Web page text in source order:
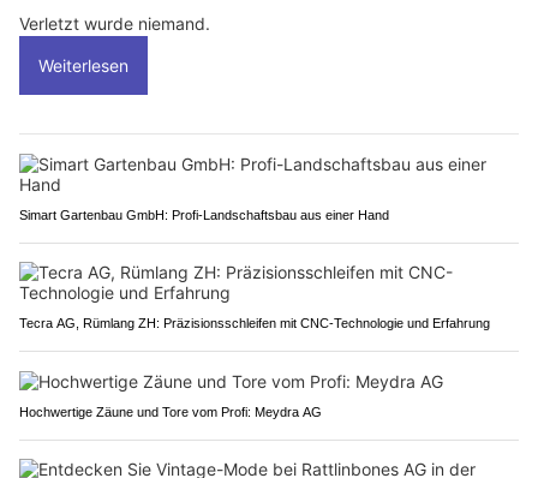
Verletzt wurde niemand.
Weiterlesen
Simart Gartenbau GmbH: Profi-Landschaftsbau aus einer Hand
Tecra AG, Rümlang ZH: Präzisionsschleifen mit CNC-Technologie und Erfahrung
Hochwertige Zäune und Tore vom Profi: Meydra AG